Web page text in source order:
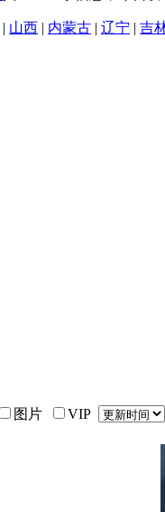
| 山西 | 内蒙古 | 辽宁 | 吉
图片 VIP